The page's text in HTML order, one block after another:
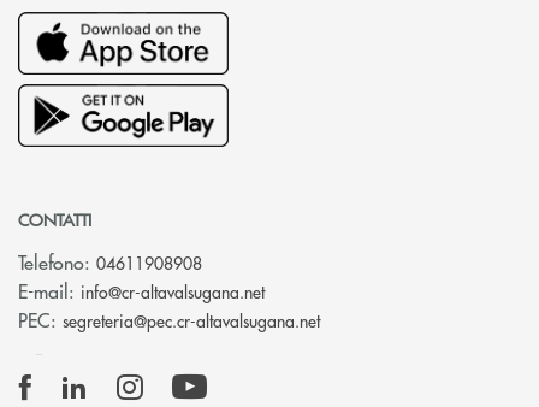
CONTATTI
Telefono: 04611908908
E-mail: info@cr-altavalsugana.net(si apre l’app di posta
PEC: segreteria@pec.cr-altavalsugana.net(si apre l’app di posta